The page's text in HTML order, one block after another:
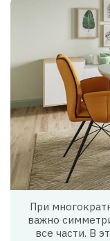
При
важно
все части. В